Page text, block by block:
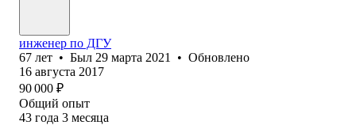
инженер по ДГУ
67 лет • Был 29 марта 2021 • Обновлено
16 августа 2017
90 000 ₽
Общий опыт
43 года 3 месяца